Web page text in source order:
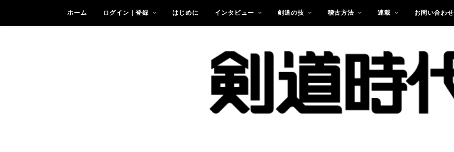
ホーム ログイン | 登録 はじめに インタビュー 剣道の技 稽古方法 連載 お問い合わせ